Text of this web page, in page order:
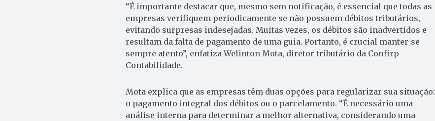
“É importante destacar que, mesmo sem notificação, é essencial que todas as
empresas verifiquem periodicamente se não possuem débitos tributários,
evitando surpresas indesejadas. Muitas vezes, os débitos são inadvertidos e
resultam da falta de pagamento de uma guia. Portanto, é crucial manter-se
sempre atento”, enfatiza Welinton Mota, diretor tributário da Confirp
Contabilidade.
Mota explica que as empresas têm duas opções para regularizar sua situação:
o pagamento integral dos débitos ou o parcelamento. “É necessário uma
análise interna para determinar a melhor alternativa, considerando uma